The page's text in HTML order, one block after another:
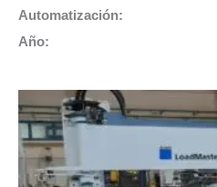
Automatización:
Año: